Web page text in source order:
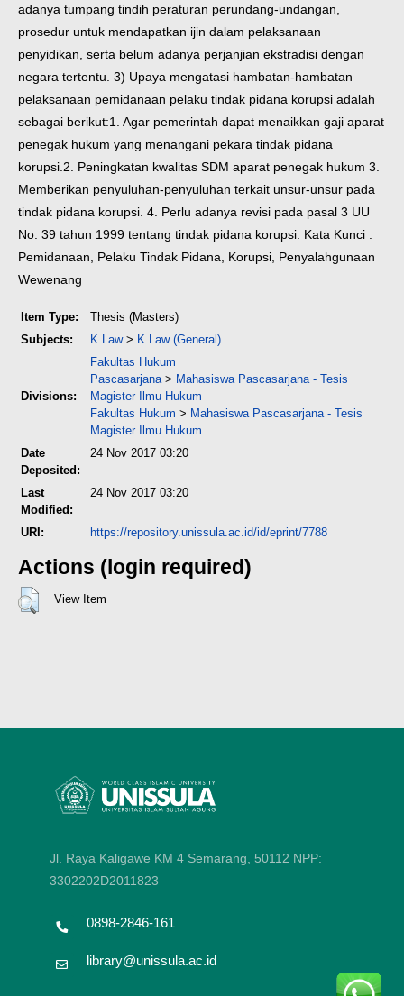
adanya tumpang tindih peraturan perundang-undangan,
prosedur untuk mendapatkan ijin dalam pelaksanaan
penyidikan, serta belum adanya perjanjian ekstradisi dengan
negara tertentu. 3) Upaya mengatasi hambatan-hambatan
pelaksanaan pemidanaan pelaku tindak pidana korupsi adalah
sebagai berikut:1. Agar pemerintah dapat menaikkan gaji aparat
penegak hukum yang menangani pekara tindak pidana
korupsi.2. Peningkatan kwalitas SDM aparat penegak hukum 3.
Memberikan penyuluhan-penyuluhan terkait unsur-unsur pada
tindak pidana korupsi. 4. Perlu adanya revisi pada pasal 3 UU
No. 39 tahun 1999 tentang tindak pidana korupsi. Kata Kunci :
Pemidanaan, Pelaku Tindak Pidana, Korupsi, Penyalahgunaan
Wewenang
Item Type:
Thesis (Masters)
Subjects:
K Law> K Law (General)
Divisions:
Fakultas Hukum
Pascasarjana > Mahasiswa Pascasarjana - Tesis
Magister Ilmu Hukum
Fakultas Hukum > Mahasiswa Pascasarjana - Tesis
Magister Ilmu Hukum
Date
Deposited:
24 Nov 2017 03:20
Last
Modified:
24 Nov 2017 03:20
URI: https://repository.unissula.ac.id/id/eprint/7788
Actions (login required)
View Item
Jl. Raya Kaligawe KM 4 Semarang, 50112 NPP:
3302202D2011823
0898-2846-161
library@unissula.ac.id